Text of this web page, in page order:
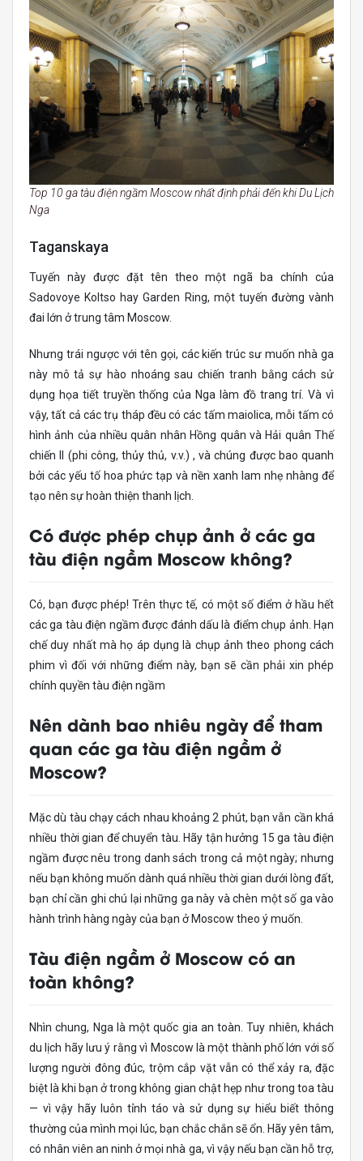
Top 10 ga tàu điện ngầm Moscow nhất định phải đến khi Du Lịch
Nga
Taganskaya
Tuyến này được đặt tên theo một ngã ba chính của
Sadovoye Koltso hay Garden Ring, một tuyến đường vành
đai lớn ở trung tâm Moscow.
Nhưng trái ngược với tên gọi, các kiến ​​trúc sư muốn nhà ga
này mô tả sự hào nhoáng sau chiến tranh bằng cách sử
dụng họa tiết truyền thống của Nga làm đồ trang trí. Và vì
vậy, tất cả các trụ tháp đều có các tấm maiolica, mỗi tấm có
hình ảnh của nhiều quân nhân Hồng quân và Hải quân Thế
chiến II (phi công, thủy thủ, v.v.) , và chúng được bao quanh
bởi các yếu tố hoa phức tạp và nền xanh lam nhẹ nhàng để
tạo nên sự hoàn thiện thanh lịch.
Có được phép chụp ảnh ở các ga
tàu điện ngầm Moscow không?
Có, bạn được phép! Trên thực tế, có một số điểm ở hầu hết
các ga tàu điện ngầm được đánh dấu là điểm chụp ảnh. Hạn
chế duy nhất mà họ áp dụng là chụp ảnh theo phong cách
phim vì đối với những điểm này, bạn sẽ cần phải xin phép
chính quyền tàu điện ngầm
Nên dành bao nhiêu ngày để tham
quan các ga tàu điện ngầm ở
Moscow?
Mặc dù tàu chạy cách nhau khoảng 2 phút, bạn vẫn cần khá
nhiều thời gian để chuyển tàu. Hãy tận hưởng 15 ga tàu điện
ngầm được nêu trong danh sách trong cả một ngày; nhưng
nếu bạn không muốn dành quá nhiều thời gian dưới lòng đất,
bạn chỉ cần ghi chú lại những ga này và chèn một số ga vào
hành trình hàng ngày của bạn ở Moscow theo ý muốn.
Tàu điện ngầm ở Moscow có an
toàn không?
Nhìn chung, Nga là một quốc gia an toàn. Tuy nhiên, khách
du lịch hãy lưu ý rằng vì Moscow là một thành phố lớn với số
lượng người đông đúc, trộm cắp vặt vẫn có thể xảy ra, đặc
biệt là khi bạn ở trong không gian chật hẹp như trong toa tàu
— vì vậy hãy luôn tỉnh táo và sử dụng sự hiểu biết thông
thường của mình mọi lúc, bạn chắc chắn sẽ ổn. Hãy yên tâm,
có nhân viên an ninh ở mọi nhà ga, vì vậy nếu bạn cần hỗ trợ,